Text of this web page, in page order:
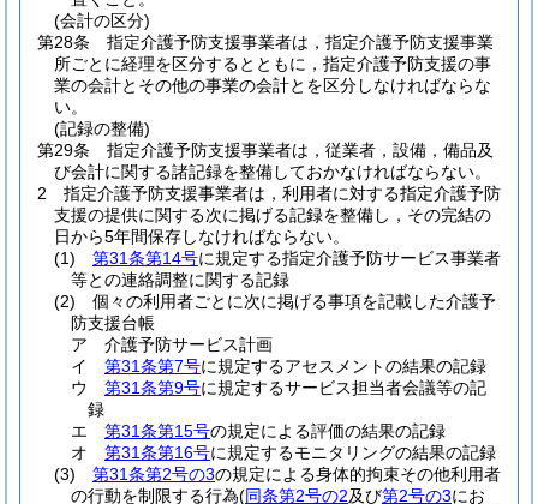
(会計の区分)
第28条
指定介護予防支援事業者は，指定介護予防支援事業
所ごとに経理を区分するとともに，指定介護予防支援の事
業の会計とその他の事業の会計とを区分しなければならな
い。
(記録の整備)
第29条
指定介護予防支援事業者は，従業者，設備，備品及
び会計に関する諸記録を整備しておかなければならない。
2
指定介護予防支援事業者は，利用者に対する指定介護予防
支援の提供に関する次に掲げる記録を整備し，その完結の
日から5年間保存しなければならない。
(1)
第31条第14号に規定する指定介護予防サービス事業者
等との連絡調整に関する記録
(2)
個々の利用者ごとに次に掲げる事項を記載した介護予
防支援台帳
ア
介護予防サービス計画
イ
第31条第7号に規定するアセスメントの結果の記録
ウ
第31条第9号に規定するサービス担当者会議等の記
録
エ
第31条第15号の規定による評価の結果の記録
オ
第31条第16号に規定するモニタリングの結果の記録
(3)
第31条第2号の3の規定による身体的拘束その他利用者
の行動を制限する行為(同条第2号の2及び第2号の3にお